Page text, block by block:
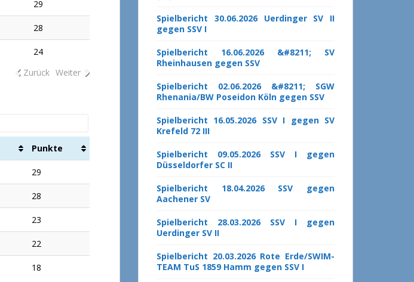
29
28
24
Zurück Weiter
Punkte
29
28
23
22
18
Spielbericht 30.06.2026 Uerdinger SV II
gegen SSV I
Spielbericht 16.06.2026 &#8211; SV
Rheinhausen gegen SSV
Spielbericht 02.06.2026 &#8211; SGW
Rhenania/BW Poseidon Köln gegen SSV
Spielbericht 16.05.2026 SSV I gegen SV
Krefeld 72 III
Spielbericht 09.05.2026 SSV I gegen
Düsseldorfer SC II
Spielbericht 18.04.2026 SSV gegen
Aachener SV
Spielbericht 28.03.2026 SSV I gegen
Uerdinger SV II
Spielbericht 20.03.2026 Rote Erde/SWIM-
TEAM TuS 1859 Hamm gegen SSV I